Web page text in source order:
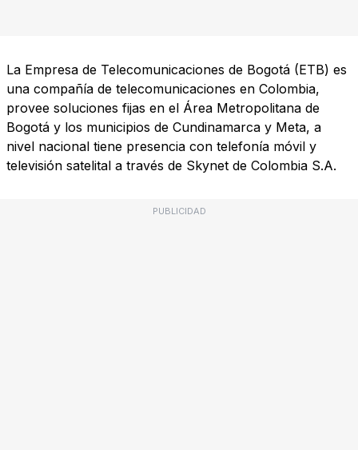
La Empresa de Telecomunicaciones de Bogotá (ETB) es
una compañía de telecomunicaciones en Colombia,
provee soluciones fijas en el Área Metropolitana de
Bogotá y los municipios de Cundinamarca y Meta, a
nivel nacional tiene presencia con telefonía móvil y
televisión satelital a través de Skynet de Colombia S.A.
PUBLICIDAD